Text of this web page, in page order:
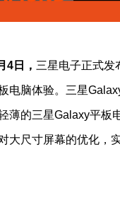
4日， 三星电子正式发
电脑体验。三星
薄的三星Galaxy平板
大尺寸屏幕的优化，